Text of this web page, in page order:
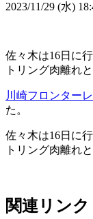
2023/11/29 (水)
佐々木は16日に
トリング肉離れ
川崎フロンターレ
た。
佐々木は16日に
トリング肉離れ
関連リンク